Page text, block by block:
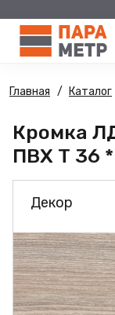
Главная Каталог
Кромка
ПВХ Т 36
Декор